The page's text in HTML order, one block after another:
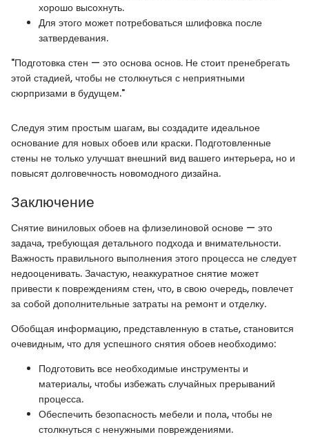
хорошо высохнуть.
Для этого может потребоваться шлифовка после
затвердевания.
"Подготовка стен — это основа основ. Не стоит пренебрегать
этой стадией, чтобы не столкнуться с неприятными
сюрпризами в будущем."
Следуя этим простым шагам, вы создадите идеальное
основание для новых обоев или краски. Подготовленные
стены не только улучшат внешний вид вашего интерьера, но и
повысят долговечность новомодного дизайна.
Заключение
Снятие виниловых обоев на флизелиновой основе — это
задача, требующая детального подхода и внимательности.
Важность правильного выполнения этого процесса не следует
недооценивать. Зачастую, неаккуратное снятие может
привести к повреждениям стен, что, в свою очередь, повлечет
за собой дополнительные затраты на ремонт и отделку.
Обобщая информацию, представленную в статье, становится
очевидным, что для успешного снятия обоев необходимо:
Подготовить все необходимые инструменты и
материалы, чтобы избежать случайных прерываний
процесса.
Обеспечить безопасность мебели и пола, чтобы не
столкнуться с ненужными повреждениями.